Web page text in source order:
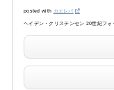
posted with カエレバ
ヘイデン・クリステンセン 20世紀フ